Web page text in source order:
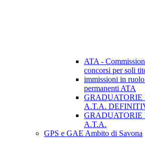
ATA -
concorsi per soli
immissioni in
permanenti ATA
GRADUATORIE
A.T.A.
GRADUATORIE
A.T.A.
GPS e GAE Ambito di Savona